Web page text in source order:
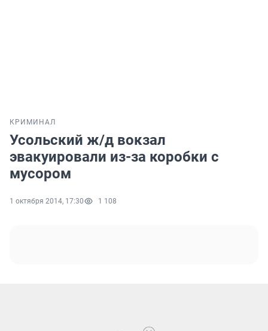
КРИМИНАЛ
Усольский ж/д вокзал
эвакуировали из-за коробки с
мусором
1 октября 2014, 17:30 1 108